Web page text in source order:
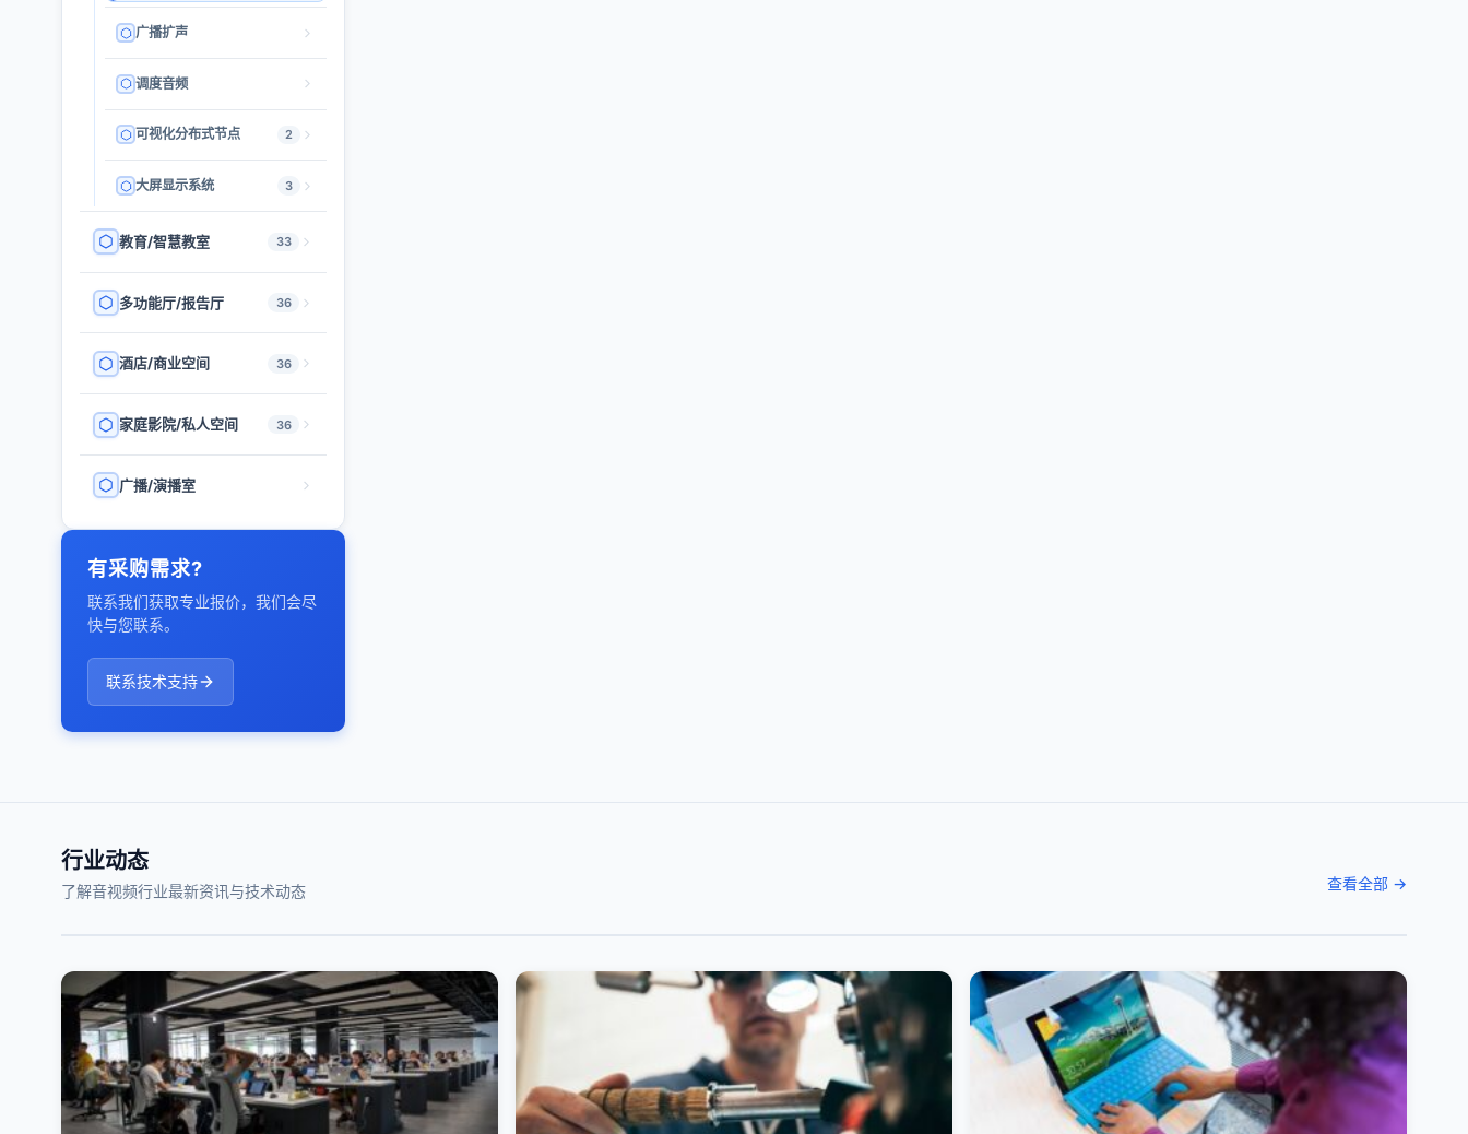
广播扩声
调度音频
可视化分布式节点 2
大屏显示系统 3
教育/智慧教室 33
多功能厅/报告厅 36
酒店/商业空间 36
家庭影院/私人空间 36
广播/演播室
有采购需求?
联系我们获取专业报价，我们会尽
快与您联系。
联系技术支持
行业动态
了解音视频行业最新资讯与技术动态 查看全部 →